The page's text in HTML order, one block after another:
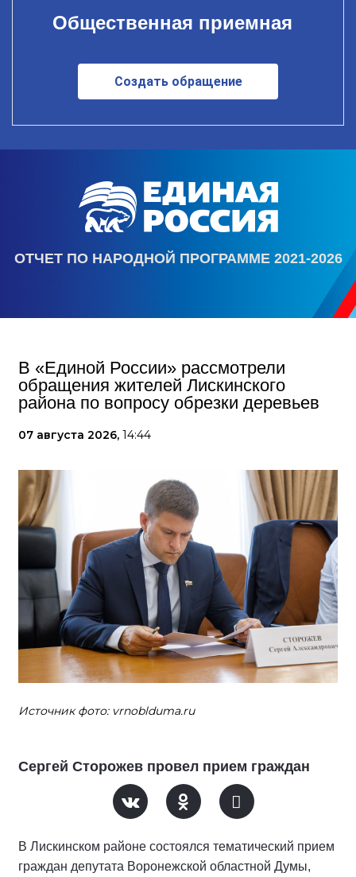
Общественная приемная
Создать обращение
ОТЧЕТ ПО НАРОДНОЙ ПРОГРАММЕ 2021-2026
В «Единой России» рассмотрели
обращения жителей Лискинского
района по вопросу обрезки деревьев
07 августа 2026, 14:44
Источник фото: vrnoblduma.ru
Сергей Сторожев провел прием граждан
В Лискинском районе состоялся тематический прием
граждан депутата Воронежской областной Думы,